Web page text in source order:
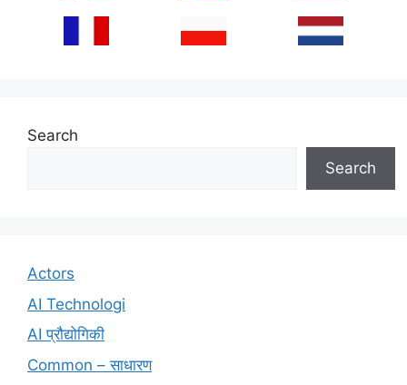
Search
Search
Actors
AI Technologi
AI प्रौद्योगिकी
Common – साधारण